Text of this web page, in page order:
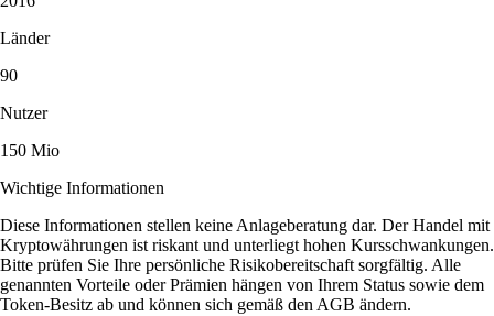
Länder
90
Nutzer
150 Mio
Wichtige Informationen
Diese Informationen stellen keine Anlageberatung dar. Der Handel mit
Kryptowährungen ist riskant und unterliegt hohen Kursschwankungen.
Bitte prüfen Sie Ihre persönliche Risikobereitschaft sorgfältig. Alle
genannten Vorteile oder Prämien hängen von Ihrem Status sowie dem
Token-Besitz ab und können sich gemäß den AGB ändern.